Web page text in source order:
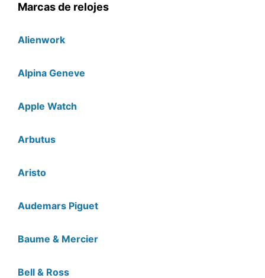
Marcas de relojes
Alienwork
Alpina Geneve
Apple Watch
Arbutus
Aristo
Audemars Piguet
Baume & Mercier
Bell & Ross